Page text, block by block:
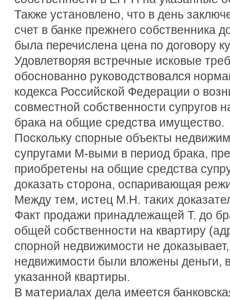
Также установлено, что в день
счет в банке прежнего собственника
была перечислена цена по договору
Удовлетворяя встречные исковые
обоснованно руководствовался
кодекса Российской Федерации о
совместной собственности супругов
брака на общие средства имущество.
Поскольку спорные объекты
супругами М-выми в период брака,
приобретены на общие средства
доказать сторона, оспаривающая
Между тем, истец М.Н. таких
Факт продажи принадлежащей Т. до
общей собственности на квартиру
спорной недвижимости не
недвижимости были вложены деньги,
указанной квартиры.
В материалах дела имеется